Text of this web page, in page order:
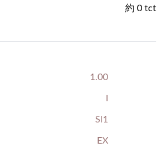
約 0 tct
1.00
SI1
EX